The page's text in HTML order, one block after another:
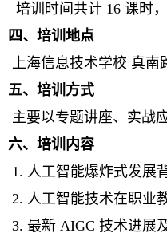
培训时间共计 16 课时
四、培训地点
上海信息技术学校 真南
五、培训方式
主要以专题讲座、实战
六、培训内容
1. 人工智能爆炸式发展
2. 人工智能技术在职业
3. 最新 AIGC 技术进展